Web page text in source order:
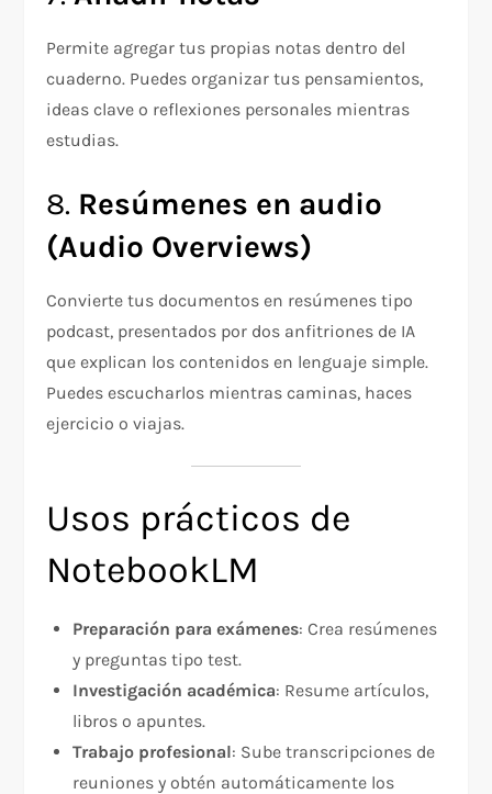
Permite agregar tus propias notas dentro del
cuaderno. Puedes organizar tus pensamientos,
ideas clave o reflexiones personales mientras
estudias.
8. Resúmenes en audio
(Audio Overviews)
Convierte tus documentos en resúmenes tipo
podcast, presentados por dos anfitriones de IA
que explican los contenidos en lenguaje simple.
Puedes escucharlos mientras caminas, haces
ejercicio o viajas.
Usos prácticos de
NotebookLM
Preparación para exámenes: Crea resúmenes
y preguntas tipo test.
Investigación académica: Resume artículos,
libros o apuntes.
Trabajo profesional: Sube transcripciones de
reuniones y obtén automáticamente los